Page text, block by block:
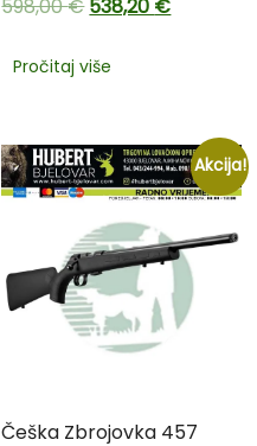
598,00€538,20 €
Pročitaj više
Akcija!
Češka Zbrojovka 457